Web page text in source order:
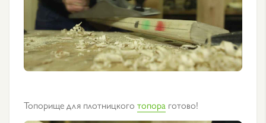
Топорище для плотницкого топора готово!